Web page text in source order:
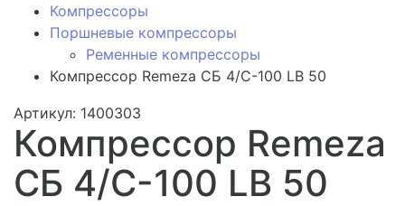
Компрессоры
Поршневые компрессоры
Ременные компрессоры
Компрессор Remeza СБ 4/С-100 LB 50
Артикул: 1400303
Компрессор Remeza
СБ 4/С-100 LB 50